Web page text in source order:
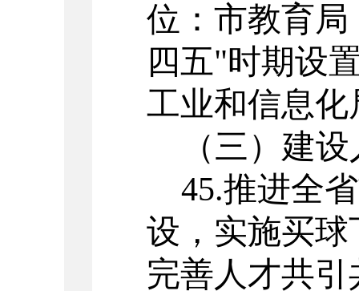
位：市教育
四五"时期设
工业和信息化
（三） 建设
45.推进全
设，实施买
完善人才共